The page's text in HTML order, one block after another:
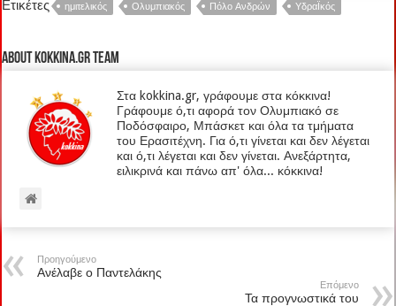
Ετικέτες ημιτελικός Ολυμπιακός Πόλο Ανδρών ΥδραΪκός
About kokkina.gr TEAM
Στα kokkina.gr, γράφουμε στα κόκκινα!
Γράφουμε ό,τι αφορά τον Ολυμπιακό σε
Ποδόσφαιρο, Μπάσκετ και όλα τα τμήματα
του Ερασιτέχνη. Για ό,τι γίνεται και δεν λέγεται
και ό,τι λέγεται και δεν γίνεται. Ανεξάρτητα,
ειλικρινά και πάνω απ' όλα... κόκκινα!
Προηγούμενο
Ανέλαβε ο Παντελάκης
Επόμενο
Τα προγνωστικά του